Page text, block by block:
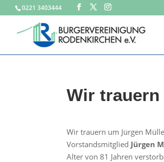
0221 3403444
Wir
Wir trauern um Jürgen
Vorstandsmitglied Jürgen
Alter von 81 Jahren